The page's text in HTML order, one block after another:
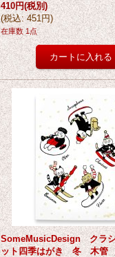
410円(税別)
(税込: 451円)
在庫数 1点
SomeMusicDesign クラ
ット四季はがき 冬 木管